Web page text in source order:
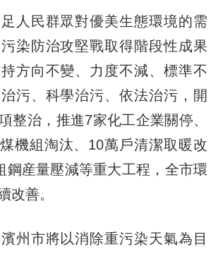
民群眾對優美生態環境的需
染防治攻堅戰取得階段性成果
方向不變、力度不減、標準不
污、科學治污、依法治污，開
整治，推進7家化工企業關停、
機組淘汰、10萬戶清潔取暖改
鋼産量壓減等重大工程，全市環
改善。
市將以消除重污染天氣為目